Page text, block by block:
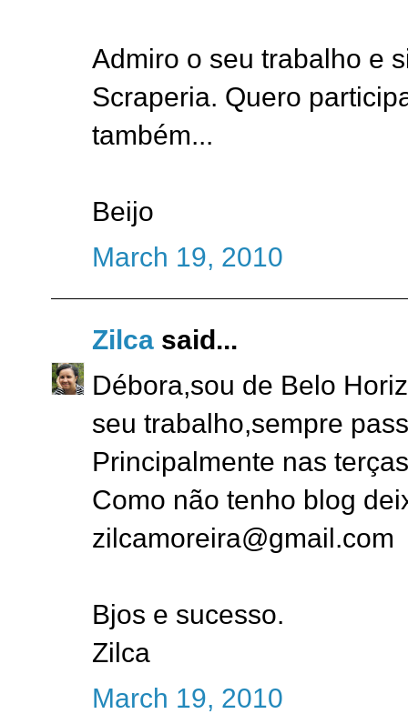
Admiro o seu trabalho e
Scraperia. Quero
também...
Beijo
March 19, 2010
Zilca said...
Débora,sou de Belo
seu trabalho,sempre
Principalmente nas
Como não tenho blog
zilcamoreira@gmail.com
Bjos e sucesso.
Zilca
March 19, 2010